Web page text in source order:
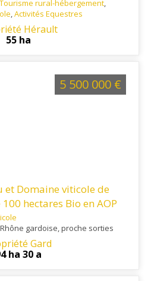
Tourisme rural-hébergement,
,Activités Equestres
FAUGERESHérault
55 ha
et Domaine viticole de
hectares Bio en AOP
gardoise, proche sorties
Gard
ha 30 a
5 500 000 €